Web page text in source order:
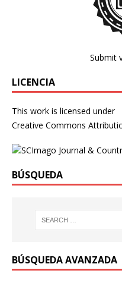
Submit
LICENCIA
This work is licensed under
Creative Commons
BÚSQUEDA
BÚSQUEDA AVANZADA